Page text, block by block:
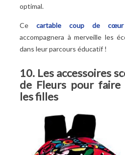
optimal.
Ce cartable coup de cœur
accompagnera à merveille les
dans leur parcours éducatif !
10. Les accessoires
de Fleurs pour
les filles